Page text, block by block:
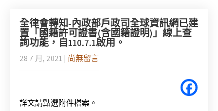
全律會轉知-內政部戶政司全球資訊網已建
置「國籍許可證書(含國籍證明)」線上查
詢功能，自110.7.1啟用。
28 7 月, 2021 | 尚無留言
詳文請點選附件檔案。